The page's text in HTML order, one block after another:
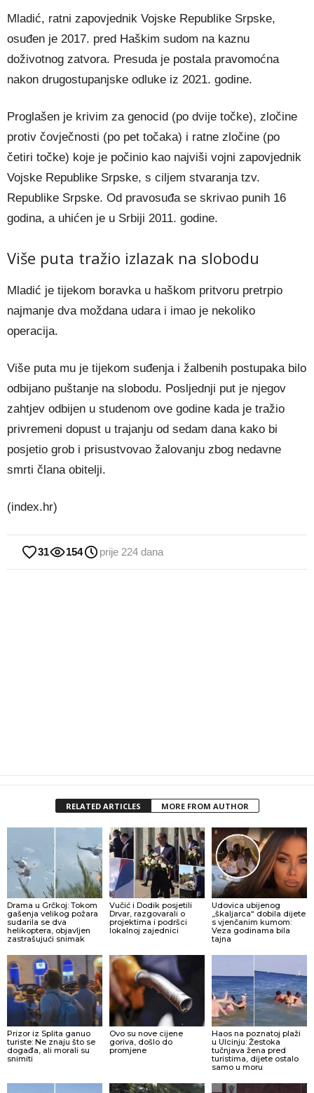
Mladić, ratni zapovjednik Vojske Republike Srpske,
osuđen je 2017. pred Haškim sudom na kaznu
doživotnog zatvora. Presuda je postala pravomoćna
nakon drugostupanjske odluke iz 2021. godine.
Proglašen je krivim za genocid (po dvije točke), zločine
protiv čovječnosti (po pet točaka) i ratne zločine (po
četiri točke) koje je počinio kao najviši vojni zapovjednik
Vojske Republike Srpske, s ciljem stvaranja tzv.
Republike Srpske. Od pravosuđa se skrivao punih 16
godina, a uhićen je u Srbiji 2011. godine.
Više puta tražio izlazak na slobodu
Mladić je tijekom boravka u haškom pritvoru pretrpio
najmanje dva moždana udara i imao je nekoliko
operacija.
Više puta mu je tijekom suđenja i žalbenih postupaka bilo
odbijano puštanje na slobodu. Posljednji put je njegov
zahtjev odbijen u studenom ove godine kada je tražio
privremeni dopust u trajanju od sedam dana kako bi
posjetio grob i prisustvovao žalovanju zbog nedavne
smrti člana obitelji.
(index.hr)
31 154 prije 224 dana
RELATED ARTICLES MORE FROM AUTHOR
Drama u Grčkoj: Tokom
gašenja velikog požara
sudarila se dva
helikoptera, objavljen
zastrašujući snimak
Vučić i Dodik posjetili
Drvar, razgovarali o
projektima i podršci
lokalnoj zajednici
Udovica ubijenog
„škaljarca“ dobila dijete
s vjenčanim kumom:
Veza godinama bila
tajna
Prizor iz Splita ganuo
turiste: Ne znaju što se
događa, ali morali su
snimiti
Ovo su nove cijene
goriva, došlo do
promjene
Haos na poznatoj plaži
u Ulcinju: Žestoka
tučnjava žena pred
turistima, dijete ostalo
samo u moru